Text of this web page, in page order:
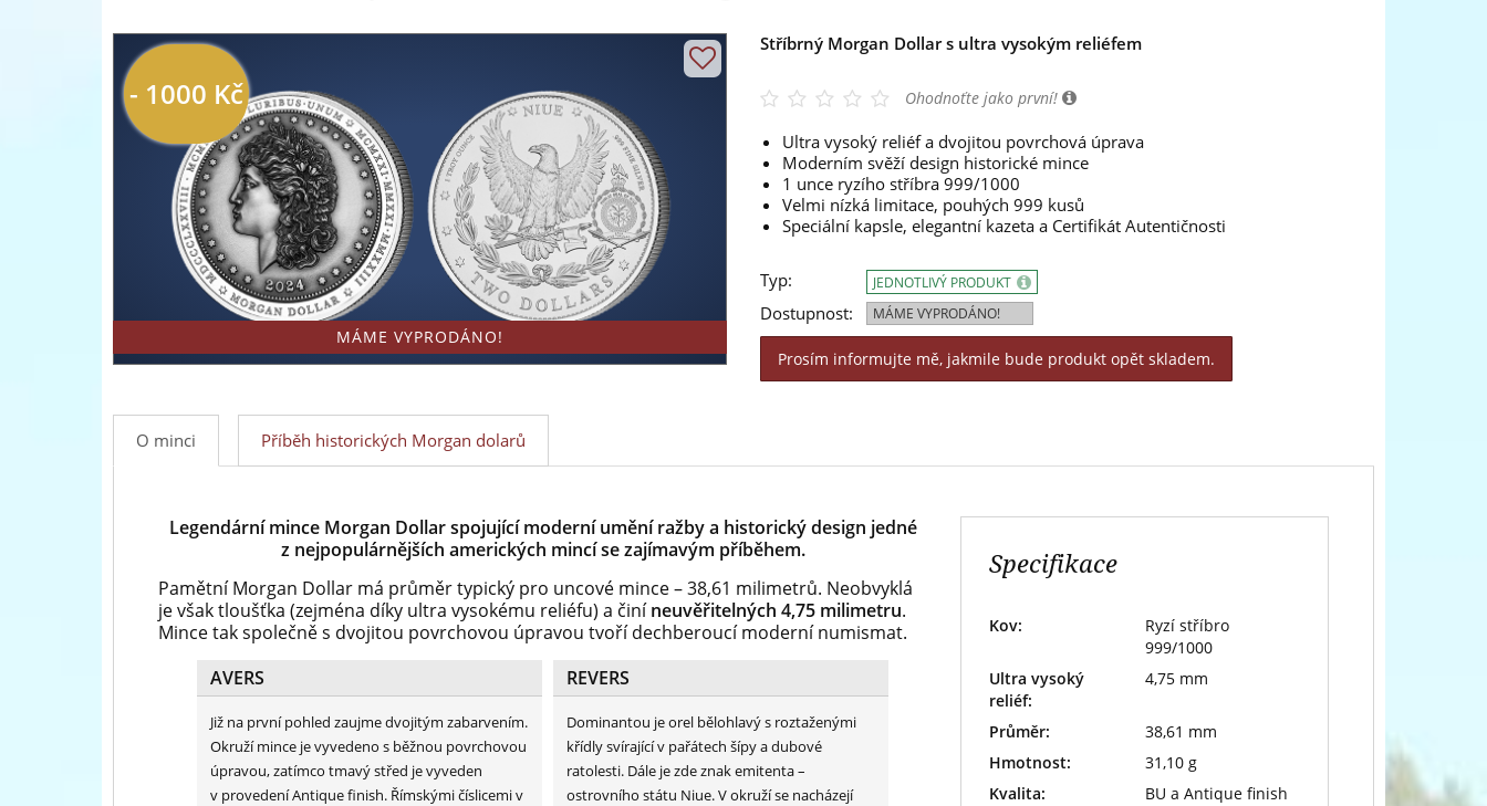
přední
evropský
prodejce
- 1000 Kč
MÁME VYPRODÁNO!
Stříbrný Morgan Dollar s ultra vysokým reliéfem
Ohodnoťte jako první!
Ultra vysoký reliéf a dvojitou povrchová úprava
Moderním svěží design historické mince
1 unce ryzího stříbra 999/1000
Velmi nízká limitace, pouhých 999 kusů
Speciální kapsle, elegantní kazeta a Certifikát Autentičnosti
Typ:
Dostupnost:
JEDNOTLIVÝ PRODUKT
MÁME VYPRODÁNO!
Prosím informujte mě, jakmile bude produkt opět skladem.
O minci Příběh historických Morgan dolarů
Legendární mince Morgan Dollar spojující moderní umění ražby a historický design jedné
z nejpopulárnějších amerických mincí se zajímavým příběhem.
Pamětní Morgan Dollar má průměr typický pro uncové mince – 38,61 milimetrů. Neobvyklá
je však tloušťka (zejména díky ultra vysokému reliéfu) a činíneuvěřitelných 4,75 milimetru.
Mince tak společně s dvojitou povrchovou úpravou tvoří dechberoucí moderní numismat.
AVERS
REVERS
Již na první pohled zaujme dvojitým zabarvením.
Okruží mince je vyvedeno s běžnou povrchovou
úpravou, zatímco tmavý střed je vyveden
v provedení Antique finish. Římskými číslicemi v
Dominantou je orel bělohlavý s roztaženými
křídly svírající v pařátech šípy a dubové
ratolesti. Dále je zde znak emitenta –
ostrovního státu Niue. V okruží se nacházejí
Specifikace
Kov:
Ryzí stříbro
999/1000
Ultra vysoký
reliéf:
4,75 mm
Průměr:
38,61 mm
Hmotnost:
31,10 g
Kvalita:
BU a Antique finish